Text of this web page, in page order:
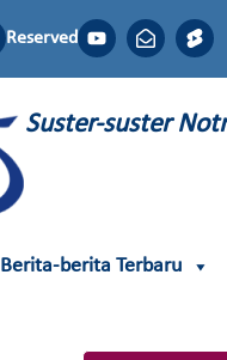
Reserved
Suster-suster
Berita-berita Terbaru